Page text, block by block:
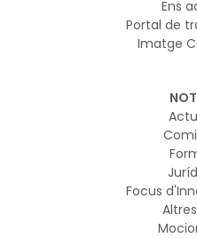
Ens
Portal de
Imatge
Focus